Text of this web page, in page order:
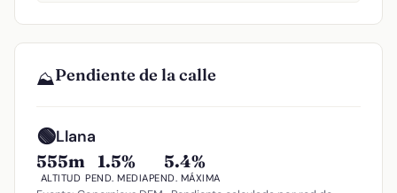
⛰️Pendiente de la calle
🟢Llana
555m
ALTITUD
1.5%
PEND. MEDIA
5.4%
PEND. MÁXIMA